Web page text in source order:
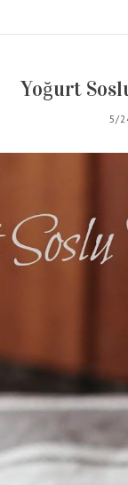
Yoğurt
5/